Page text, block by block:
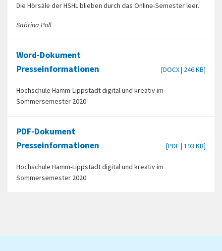
Die Hörsäle der HSHL blieben durch das Online-Semester leer.
Sabrina Poll
Word-Dokument
Presseinformationen
[DOCX | 246 KB]
Hochschule Hamm-Lippstadt digital und kreativ im
Sommersemester 2020
PDF-Dokument
Presseinformationen
[PDF | 193 KB]
Hochschule Hamm-Lippstadt digital und kreativ im
Sommersemester 2020